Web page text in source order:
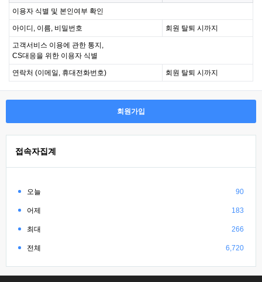
이용자 식별 및 본인여부 확인
아이디, 이름, 비밀번호 회원 탈퇴 시까지
고객서비스 이용에 관한 통지,
CS대응을 위한 이용자 식별
연락처 (이메일, 휴대전화번호) 회원 탈퇴 시까지
회원가입
접속자집계
오늘 90
어제 183
최대 266
전체 6,720